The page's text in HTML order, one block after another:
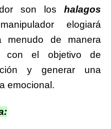
son los halagos
elogiará
menudo de manera
con el objetivo de
y generar una
emocional.